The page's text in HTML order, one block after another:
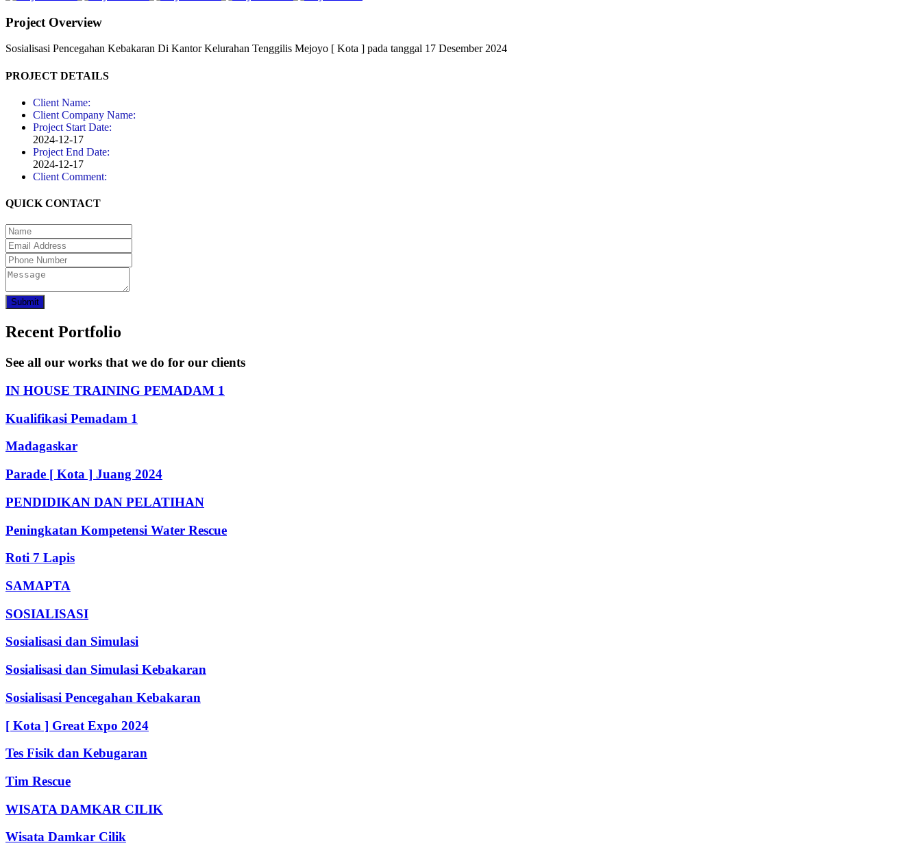
Project Overview
Sosialisasi Pencegahan Kebakaran Di Kantor Kelurahan Tenggilis Mejoyo [ Kota ] pada tanggal 17 Desember 2024
PROJECT DETAILS
Client Name:
Client Company Name:
Project Start Date:
2024-12-17
Project End Date:
2024-12-17
Client Comment:
QUICK CONTACT
Submit
Recent Portfolio
See all our works that we do for our clients
IN HOUSE TRAINING PEMADAM 1
Kualifikasi Pemadam 1
Madagaskar
Parade [ Kota ] Juang 2024
PENDIDIKAN DAN PELATIHAN
Peningkatan Kompetensi Water Rescue
Roti 7 Lapis
SAMAPTA
SOSIALISASI
Sosialisasi dan Simulasi
Sosialisasi dan Simulasi Kebakaran
Sosialisasi Pencegahan Kebakaran
[ Kota ] Great Expo 2024
Tes Fisik dan Kebugaran
Tim Rescue
WISATA DAMKAR CILIK
Wisata Damkar Cilik